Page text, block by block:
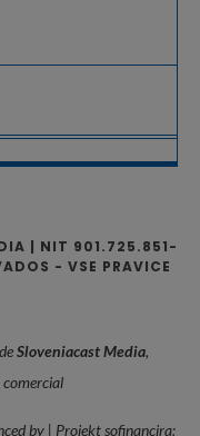
| NIT 901.725.851-
- VSE PRAVICE
Sloveniacast Media,
comercial
by | Projekt sofinancira: